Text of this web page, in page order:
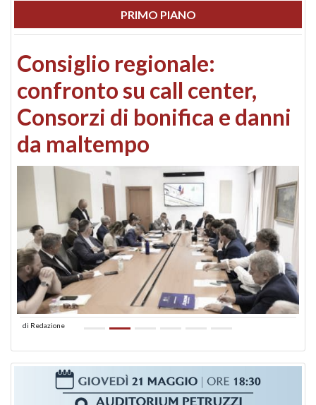
PRIMO PIANO
Consiglio regionale:
confronto su call center,
Consorzi di bonifica e danni
da maltempo
di Redazione